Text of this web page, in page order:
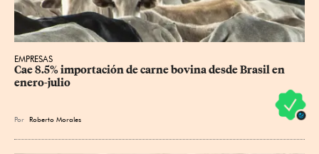
EMPRESAS
Cae 8.5% importación de carne bovina desde Brasil en
enero-julio
Por Roberto Morales